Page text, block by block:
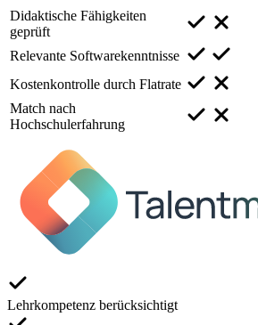
Didaktische Fähigkeiten
geprüft
Relevante Softwarekenntnisse
Kostenkontrolle durch Flatrate
Match nach
Hochschulerfahrung
Lehrkompetenz berücksichtigt